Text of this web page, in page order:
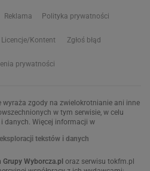
Reklama Polityka prywatności
Licencje/Kontent Zgłoś błąd
prywatności
wyraża zgody na zwielokrotnianie ani inne
w tym serwisie, w celu
danych. Więcej informacji w
tekstów i danych
Wyborcza.pl oraz serwisu tokfm.pl